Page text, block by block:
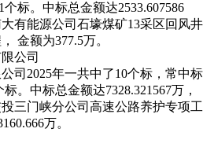
标。中标总金额达2533.607586
有能源公司石壕煤矿13采区回风井
金额为377.5万。
公司
司2025年一共中了10个标，常中标
。中标总金额达7328.321567万，
三门峡分公司高速公路养护专项工
万。